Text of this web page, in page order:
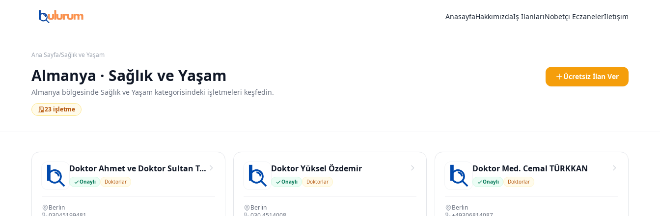
AnasayfaHakkımızdaİş İlanlarıNöbetçi Eczanelerİletişim
Ana Sayfa/Sağlık ve Yaşam
Almanya · Sağlık ve Yaşam
Almanya bölgesinde Sağlık ve Yaşam kategorisindeki işletmeleri keşfedin.
23 işletme
Ücretsiz İlan Ver
Doktor Ahmet ve Doktor Sultan TAMBAĞ
Onaylı Doktorlar
Berlin
Doktor Yüksel Özdemir
Onaylı Doktorlar
Berlin
Doktor Med. Cemal TÜRKKAN
Onaylı Doktorlar
Berlin